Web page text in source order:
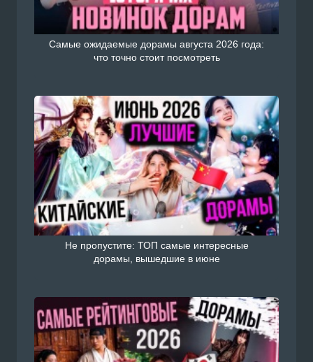
Самые ожидаемые дорамы августа 2026 года:
что точно стоит посмотреть
Не пропустите: ТОП самые интересные
дорамы, вышедшие в июне